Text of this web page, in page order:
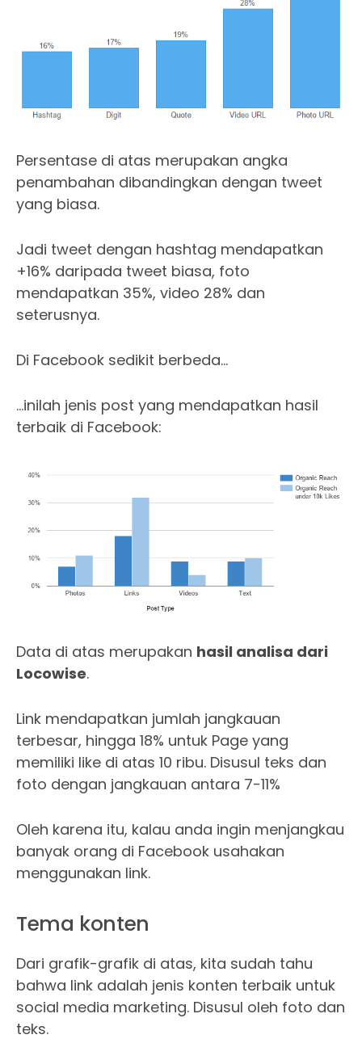
Persentase di atas merupakan angka
penambahan dibandingkan dengan tweet
yang biasa.
Jadi tweet dengan hashtag mendapatkan
+16% daripada tweet biasa, foto
mendapatkan 35%, video 28% dan
seterusnya.
Di Facebook sedikit berbeda…
…inilah jenis post yang mendapatkan hasil
terbaik di Facebook:
Data di atas merupakan hasil analisa dari
Locowise.
Link mendapatkan jumlah jangkauan
terbesar, hingga 18% untuk Page yang
memiliki like di atas 10 ribu. Disusul teks dan
foto dengan jangkauan antara 7-11%
Oleh karena itu, kalau anda ingin menjangkau
banyak orang di Facebook usahakan
menggunakan link.
Tema konten
Dari grafik-grafik di atas, kita sudah tahu
bahwa link adalah jenis konten terbaik untuk
social media marketing. Disusul oleh foto dan
teks.